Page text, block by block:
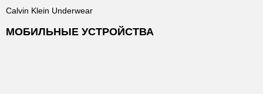
Calvin Klein Underwear
МОБИЛЬНЫЕ УСТРОЙСТВА